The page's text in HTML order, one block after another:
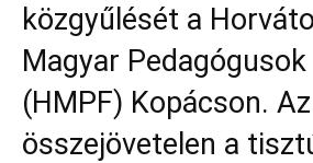
közgyűlését a
Magyar
(HMPF) Kopácson. Az
összejövetelen a